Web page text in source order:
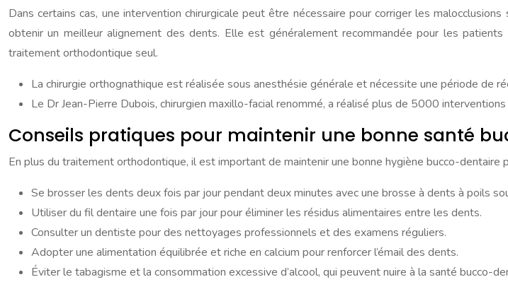
Dans certains cas, une intervention chirurgicale peut être nécessaire pour corriger les
obtenir un meilleur alignement des dents. Elle est généralement recommandée pour les
traitement orthodontique seul.
La chirurgie orthognathique est réalisée sous anesthésie générale et nécessite une période de
Le Dr Jean-Pierre Dubois, chirurgien maxillo-facial renommé, a réalisé plus de 5000
Conseils pratiques pour maintenir une bonne santé
En plus du traitement orthodontique, il est important de maintenir une bonne hygiène bucco-
Se brosser les dents deux fois par jour pendant deux minutes avec une brosse à dents à poils
Utiliser du fil dentaire une fois par jour pour éliminer les résidus alimentaires entre les dents.
Consulter un dentiste pour des nettoyages professionnels et des examens réguliers.
Adopter une alimentation équilibrée et riche en calcium pour renforcer l’émail des dents.
Éviter le tabagisme et la consommation excessive d’alcool, qui peuvent nuire à la santé bucco-